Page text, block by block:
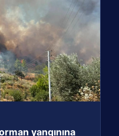
yangınına